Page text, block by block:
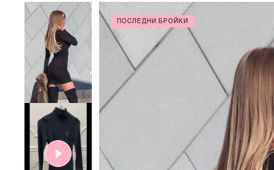
ПОСЛЕДНИ БРОЙКИ